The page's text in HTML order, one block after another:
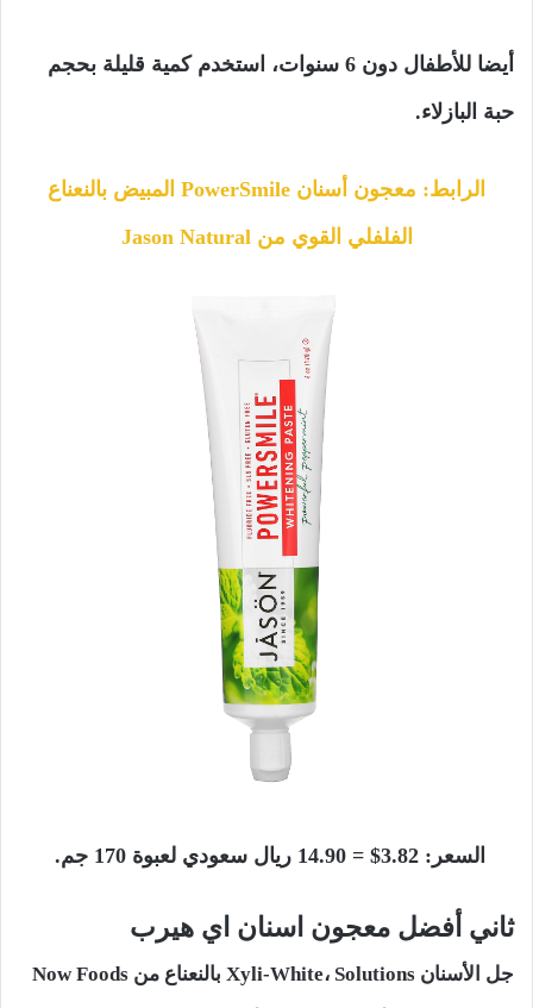
أيضا للأطفال دون 6 سنوات، استخدم كمية قليلة بحجم
حبة البازلاء.
الرابط: معجون أسنان PowerSmile المبيض بالنعناع
الفلفلي القوي من Jason Natural
السعر: 3.82$ = 14.90 ريال سعودي لعبوة 170 جم.
ثاني أفضل معجون اسنان اي هيرب
جل الأسنان Xyli-White، Solutions بالنعناع من Now Foods